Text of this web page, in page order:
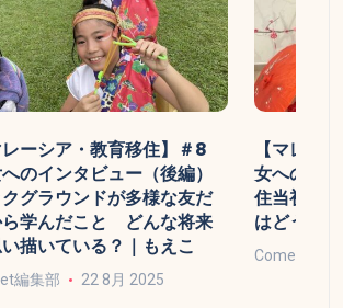
レーシア・教育移住】＃8
のインタビュー（後編）
グラウンドが多様な友だ
ら学んだこと どんな将来
描いている？｜もえこ
編集部 22 8月 2025
【マレー
女へのイ
住当初の
はどうや
Comet編集